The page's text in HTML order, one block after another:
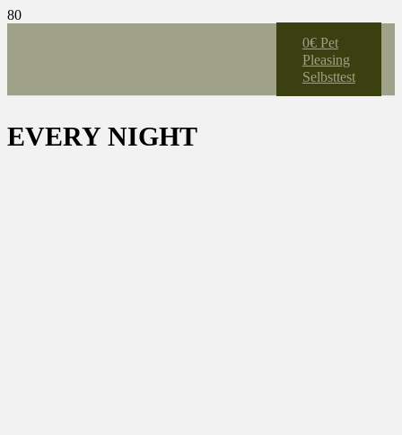
0€ Pet
Pleasing
Selbsttest
EVERY NIGHT